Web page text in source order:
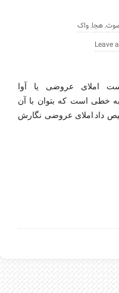
,هجا,واک
Leave
املای عروضی یا آوا
خطی است که بتوان با آن
داد.املای عروضی نگارش